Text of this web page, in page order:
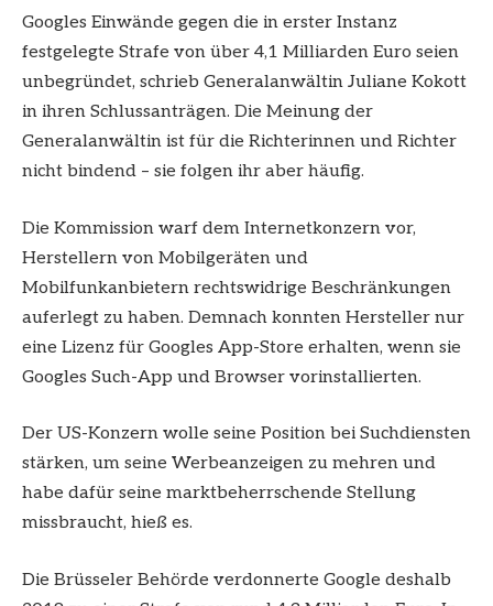
Googles Einwände gegen die in erster Instanz
festgelegte Strafe von über 4,1 Milliarden Euro seien
unbegründet, schrieb Generalanwältin Juliane Kokott
in ihren Schlussanträgen. Die Meinung der
Generalanwältin ist für die Richterinnen und Richter
nicht bindend – sie folgen ihr aber häufig.
Die Kommission warf dem Internetkonzern vor,
Herstellern von Mobilgeräten und
Mobilfunkanbietern rechtswidrige Beschränkungen
auferlegt zu haben. Demnach konnten Hersteller nur
eine Lizenz für Googles App-Store erhalten, wenn sie
Googles Such-App und Browser vorinstallierten.
Der US-Konzern wolle seine Position bei Suchdiensten
stärken, um seine Werbeanzeigen zu mehren und
habe dafür seine marktbeherrschende Stellung
missbraucht, hieß es.
Die Brüsseler Behörde verdonnerte Google deshalb